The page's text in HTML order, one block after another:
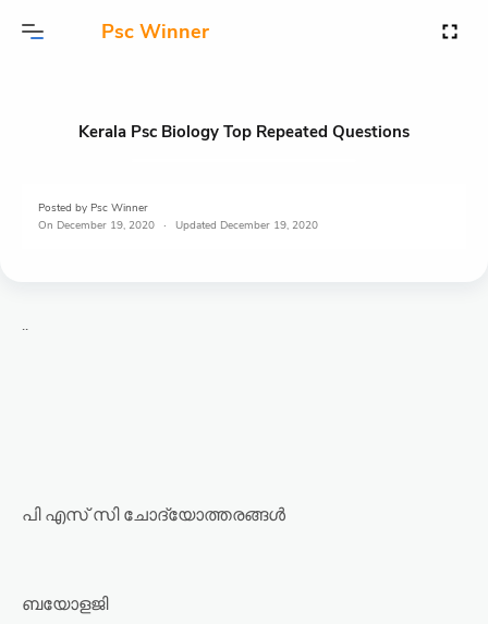
Psc Winner
Kerala Psc Biology Top Repeated Questions
Posted by Psc Winner
On December 19, 2020 December 19, 2020
..
പി എസ് സി ചോദ്യോത്തരങ്ങൾ
ബയോളജി